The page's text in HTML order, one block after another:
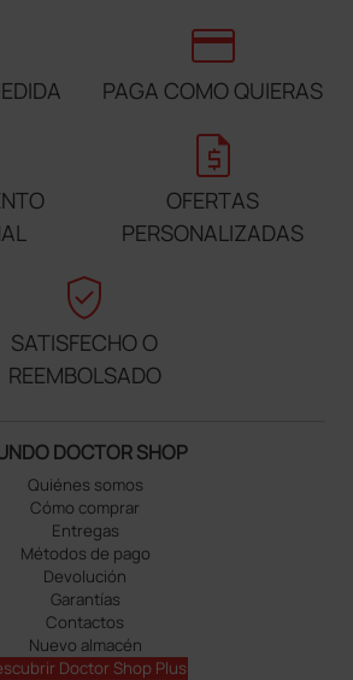
credit_card
PAGA COMO QUIERAS
request_quote
OFERTAS
PERSONALIZADAS
verified_user
SATISFECHO O
REEMBOLSADO
DOCTOR SHOP
Quiénes somos
Cómo comprar
Entregas
Métodos de pago
Devolución
Garantías
Contactos
Nuevo almacén
Doctor Shop Plus